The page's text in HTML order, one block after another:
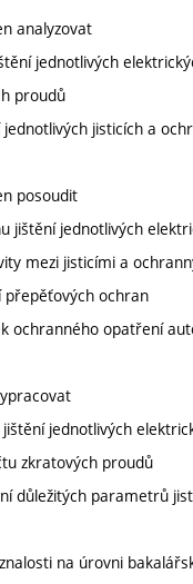
analyzovat
jednotlivých
proudů
jisticích a
posoudit
jištění jednotlivých
mezi jisticími a
ochran
ochranného opatření
jednotlivých
zkratových proudů
důležitých parametrů
na úrovni